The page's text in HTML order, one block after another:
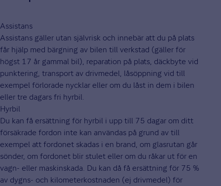
Assistans
Assistans gäller utan självrisk och innebär att du på plats
får hjälp med bärgning av bilen till verkstad (gäller för
högst 17 år gammal bil), reparation på plats, däckbyte vid
punktering, transport av drivmedel, låsöppning vid till
exempel förlorade nycklar eller om du låst in dem i bilen
eller tre dagars fri hyrbil.
Hyrbil
Du kan få ersättning för hyrbil i upp till 75 dagar om ditt
försäkrade fordon inte kan användas på grund av till
exempel att fordonet skadas i en brand, om glasrutan går
sönder, om fordonet blir stulet eller om du råkar ut för en
vagn- eller maskinskada. Du kan då få ersättning för 75 %
av dygns- och kilometerkostnaden (ej drivmedel) för